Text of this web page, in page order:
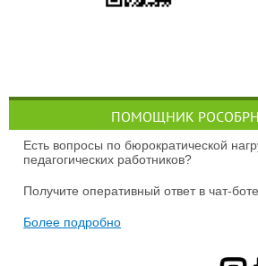
ПОМОЩНИК
Есть вопросы по бюрократической
педагогических работников?
Получите оперативный ответ в чат-боте.
Более подробно